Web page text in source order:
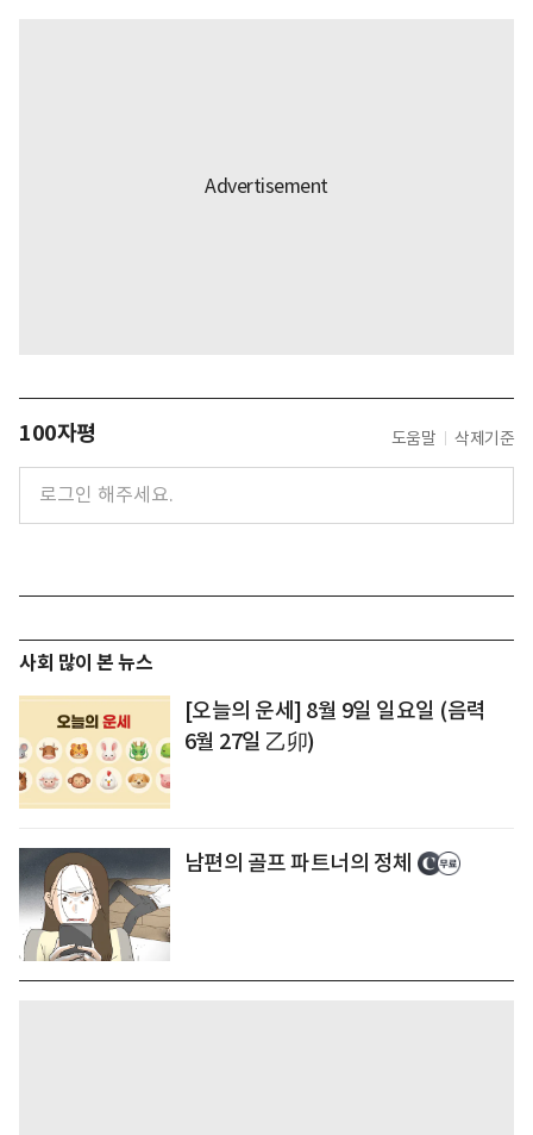
100자평 도움말 삭제기준
사회 많이 본 뉴스
[오늘의 운세] 8월 9일 일요일 (음력
6월 27일 乙卯)
남편의 골프 파트너의 정체